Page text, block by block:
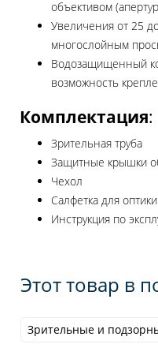
объективом
Увеличения от 25
многослойным
Водозащищенный
возможность
Комплектация:
Зрительная труба
Защитные крышки
Чехол
Салфетка для оптики
Инструкция по
Этот товар в
Зрительные и